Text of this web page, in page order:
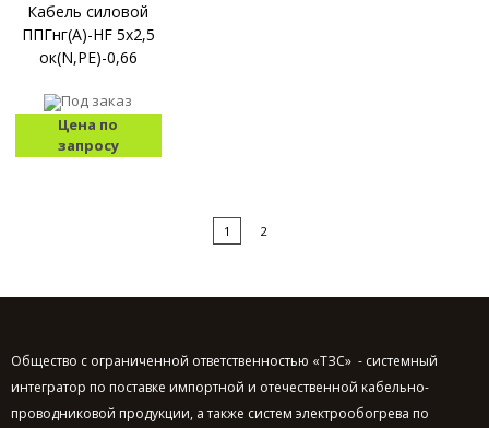
Кабель силовой
ППГнг(А)-HF 5x2,5
ок(N,PE)-0,66
Под заказ
Цена по
запросу
1 2
Общество с ограниченной ответственностью «ТЗС» - системный
интегратор по поставке импортной и отечественной кабельно-
проводниковой продукции, а также систем электрообогрева по